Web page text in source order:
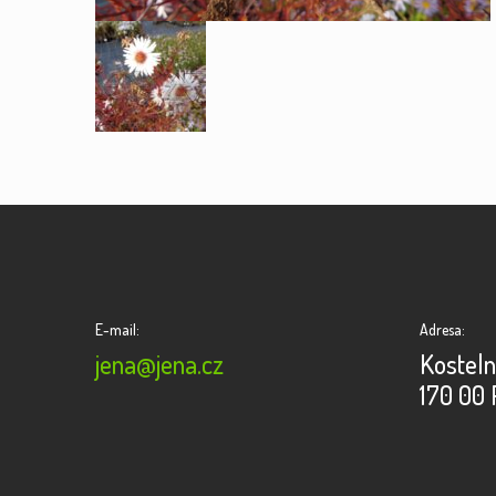
E-mail:
jena@jena.cz
Adresa:
170 00